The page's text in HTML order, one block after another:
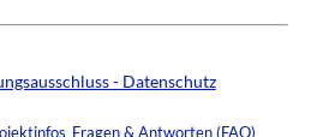
- Datenschutz
Fragen & Antworten (FAQ)